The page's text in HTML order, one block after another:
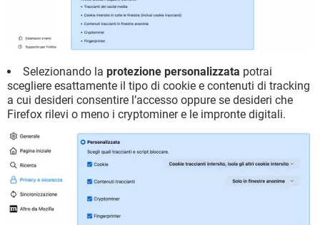
Selezionando la protezione personalizzata potrai
scegliere esattamente il tipo di cookie e contenuti di tracking
a cui desideri consentire l’accesso oppure se desideri che
Firefox rilevi o meno i cryptominer e le impronte digitali.